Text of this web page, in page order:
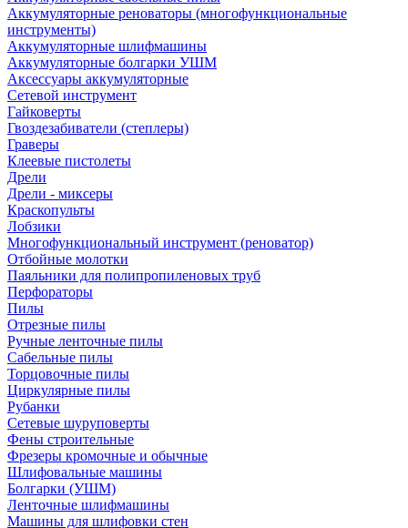
Аккумуляторные реноваторы (многофункциональные
инструменты)
Аккумуляторные шлифмашины
Аккумуляторные болгарки УШМ
Аксессуары аккумуляторные
Сетевой инструмент
Гайковерты
Гвоздезабиватели (степлеры)
Граверы
Клеевые пистолеты
Дрели
Дрели - миксеры
Краскопульты
Лобзики
Многофункциональный инструмент (реноватор)
Отбойные молотки
Паяльники для полипропиленовых труб
Перфораторы
Пилы
Отрезные пилы
Ручные ленточные пилы
Сабельные пилы
Торцовочные пилы
Циркулярные пилы
Рубанки
Сетевые шуруповерты
Фены строительные
Фрезеры кромочные и обычные
Шлифовальные машины
Болгарки (УШМ)
Ленточные шлифмашины
Машины для шлифовки стен